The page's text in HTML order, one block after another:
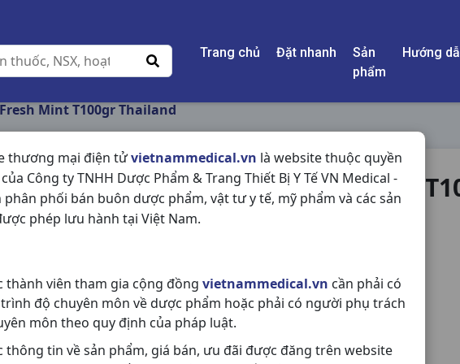
Trang chủ Đặt nhanh
Sản
phẩm
Hướng
thương mại điện tửvietnammedical.vn là website thuộc quyền
Công ty TNHH Dược Phẩm & Trang Thiết Bị Y Tế VN Medical -
phân phối bán buôn dược phẩm, vật tư y tế, mỹ phẩm và các sản
phép lưu hành tại Việt Nam.
thành viên tham gia cộng đồng vietnammedical.vn cần phải có
độ chuyên môn về dược phẩm hoặc phải có người phụ trách
môn theo quy định của pháp luật.
thông tin về sản phẩm, giá bán, ưu đãi được đăng trên website
Mint T100gr Thailand
SENSODYNE FRESH MINT
THAILAND
Nhóm hàng:Hóa - Mỹ Phẩm,
Chia sẻ qua mạng xã hội: